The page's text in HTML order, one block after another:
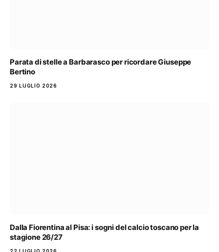
Parata di stelle a Barbarasco per ricordare Giuseppe
Bertino
29 LUGLIO 2026
Dalla Fiorentina al Pisa: i sogni del calcio toscano per la
stagione 26/27